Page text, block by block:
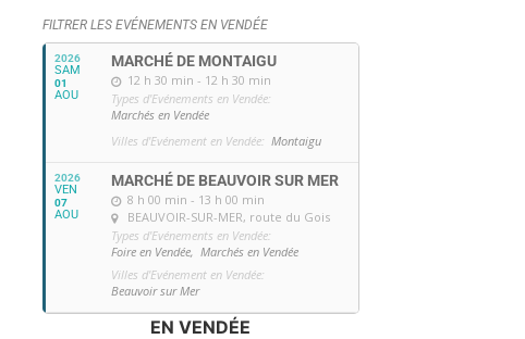
FILTRER LES EVÉNEMENTS EN VENDÉE
2026
SAM
01
AOU
MARCHÉ DE MONTAIGU
12 h 30 min - 12 h 30 min
Types d'Evénements en Vendée:
Marchés en Vendée
Villes d'Evénement en Vendée: Montaigu
2026
VEN
07
AOU
MARCHÉ DE BEAUVOIR SUR MER
8 h 00 min - 13 h 00 min
BEAUVOIR-SUR-MER, route du Gois
Types d'Evénements en Vendée:
Foire en Vendée, Marchés en Vendée
Villes d'Evénement en Vendée:
Beauvoir sur Mer
EN VENDÉE